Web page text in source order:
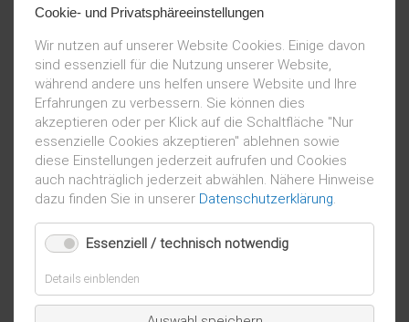
Cookie- und Privatsphäreeinstellungen
Wir nutzen auf unserer Website Cookies. Einige davon
sind essenziell für die Nutzung unserer Website,
während andere uns helfen unsere Website und Ihre
Erfahrungen zu verbessern. Sie können dies
akzeptieren oder per Klick auf die Schaltfläche "Nur
essenzielle Cookies akzeptieren" ablehnen sowie
diese Einstellungen jederzeit aufrufen und Cookies
auch nachträglich jederzeit abwählen. Nähere Hinweise
dazu finden Sie in unserer Datenschutzerklärung.
Essenziell / technisch notwendig
Details einblenden
Essenziell